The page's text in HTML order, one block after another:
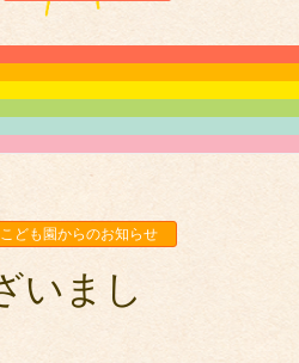
こども園からのお知らせ